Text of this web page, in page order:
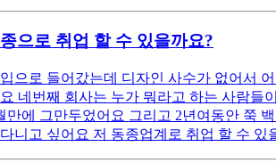
으로 취업 할 수 있을까요?
으로 들어갔는데 디자인 사수가 없어서
네번째 회사는 누가 뭐라고 하는 사람들
에 그만두었어요 그리고 2년여동안 쭉
니고 싶어요 저 동종업계로 취업 할 수 있